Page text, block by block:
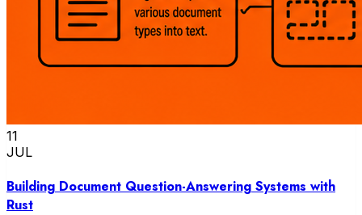
11
JUL
Building Document Question-Answering Systems with
Rust